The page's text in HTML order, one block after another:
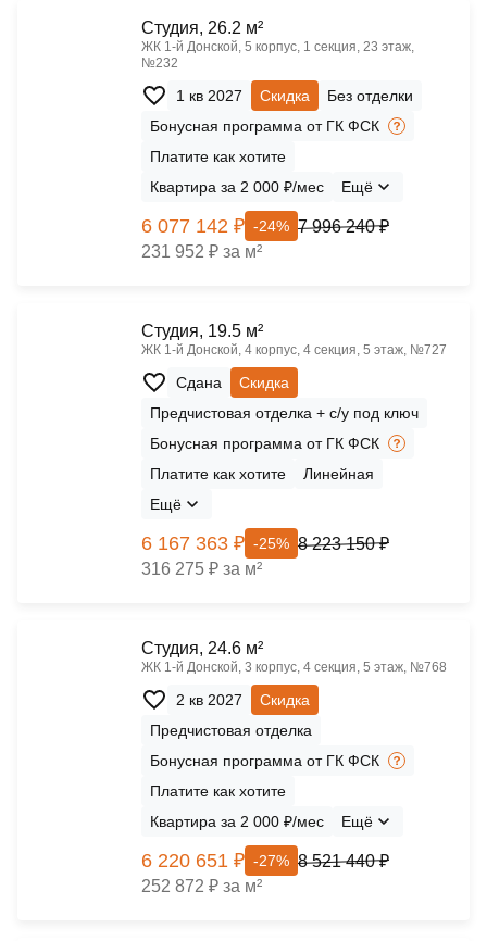
Cтудия, 26.2 м²
ЖК 1‑й Донской, 5 корпус, 1 секция, 23 этаж,
№232
1 кв 2027 Скидка
Без отделки
Бонусная программа от ГК ФСК
Платите как хотите
Квартира за 2 000 ₽/мес
Ещё
6 077 142 ₽ -24% 7 996 240 ₽
231 952 ₽ за м²
Cтудия, 19.5 м²
ЖК 1‑й Донской, 4 корпус, 4 секция, 5 этаж, №727
Сдана
Скидка
Предчистовая отделка + с/у под ключ
Бонусная программа от ГК ФСК
Платите как хотите
Линейная
Ещё
6 167 363 ₽ -25% 8 223 150 ₽
316 275 ₽ за м²
Cтудия, 24.6 м²
ЖК 1‑й Донской, 3 корпус, 4 секция, 5 этаж, №768
2 кв 2027
Скидка
Предчистовая отделка
Бонусная программа от ГК ФСК
Платите как хотите
Квартира за 2 000 ₽/мес
Ещё
6 220 651 ₽ -27% 8 521 440 ₽
252 872 ₽ за м²